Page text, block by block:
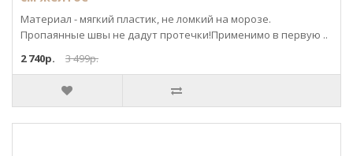
Материал - мягкий пластик, не ломкий на морозе.
Пропаянные швы не дадут протечки!Применимо в первую ..
2 740р.
3 499р.